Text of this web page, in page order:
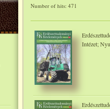
Number of hits: 471
Intézet;